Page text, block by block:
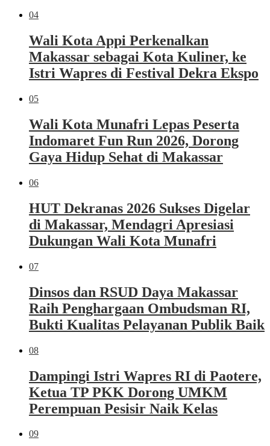
04
Wali Kota Appi Perkenalkan
Makassar sebagai Kota Kuliner, ke
Istri Wapres di Festival Dekra Ekspo
05
Wali Kota Munafri Lepas Peserta
Indomaret Fun Run 2026, Dorong
Gaya Hidup Sehat di Makassar
06
HUT Dekranas 2026 Sukses Digelar
di Makassar, Mendagri Apresiasi
Dukungan Wali Kota Munafri
07
Dinsos dan RSUD Daya Makassar
Raih Penghargaan Ombudsman RI,
Bukti Kualitas Pelayanan Publik Baik
08
Dampingi Istri Wapres RI di Paotere,
Ketua TP PKK Dorong UMKM
Perempuan Pesisir Naik Kelas
09